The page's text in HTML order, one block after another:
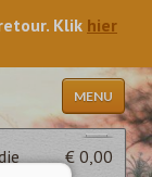
Klik hier
MENU
€ 0,00